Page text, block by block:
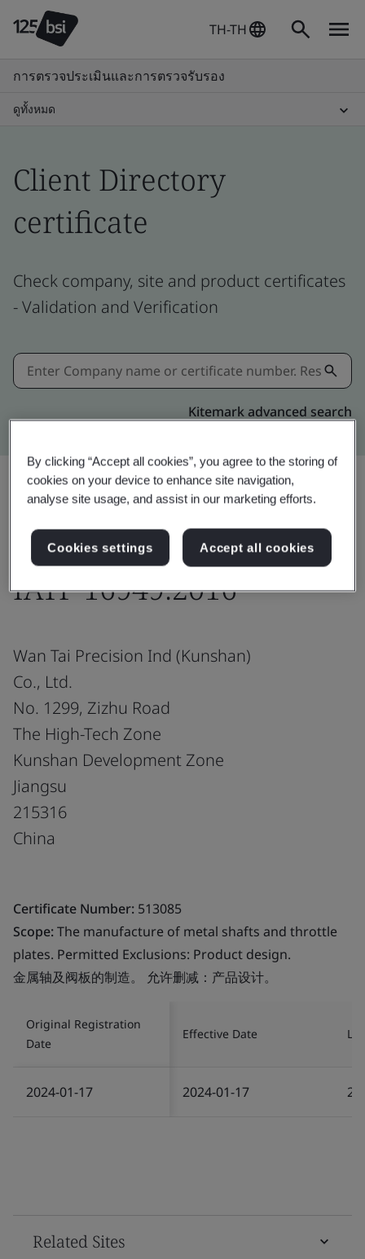
TH-TH
การตรวจประเมินและการตรวจรับรอง
ดูทั้งหมด
Client Directory
certificate
Check company, site and product certificates
- Validation and Verification
Kitemark advanced search
IATF 16949:2016
Wan Tai Precision Ind (Kunshan)
Co., Ltd.
No. 1299, Zizhu Road
The High-Tech Zone
Kunshan Development Zone
Jiangsu
215316
China
Certificate Number: 513085
Scope:The manufacture of metal shafts and throttle
plates. Permitted Exclusions: Product design.
金属轴及阀板的制造。 允许删减：产品设计。
Original Registration
Date
Effective Date
2024-01-17 2024-01-17
Related Sites
By clicking “Accept all cookies”, you agree to the storing of
cookies on your device to enhance site navigation,
analyse site usage, and assist in our marketing efforts.
Cookies settings Accept all cookies